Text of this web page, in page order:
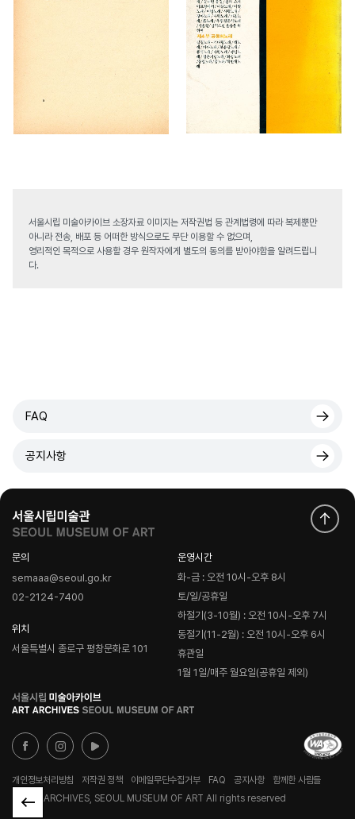
서울시립 미술아카이브 소장자료 이미지는 저작권법 등 관계법령에 따라 복제뿐만
아니라 전송, 배포 등 어떠한 방식으로도 무단 이용할 수 없으며,
영리적인 목적으로 사용할 경우 원작자에게 별도의 동의를 받아야함을 알려드립니
다.
FAQ
공지사항
문의
semaaa@seoul.go.kr
02-2124-7400
위치
서울특별시 종로구 평창문화로 101
운영시간
화-금 : 오전 10시-오후 8시
토/일/공휴일
하절기(3-10월) : 오전 10시-오후 7시
동절기(11-2월) : 오전 10시-오후 6시
휴관일
1월 1일/매주 월요일(공휴일 제외)
로
고
개인정보처리방침 저작권 정책 이메일무단수집거부 FAQ 공지사항
함께한 사람들
© ART ARCHIVES, SEOUL MUSEUM OF ART All rights reserved